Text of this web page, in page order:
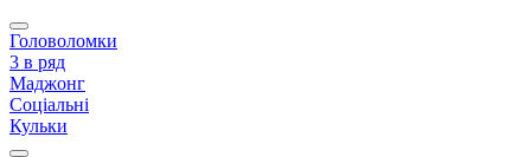
Головоломки
3 в ряд
Маджонг
Соціальні
Кульки